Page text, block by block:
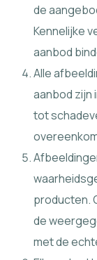
de
Kennelijke
aanbod
Alle
aanbod zijn
tot
producten.
de
met de